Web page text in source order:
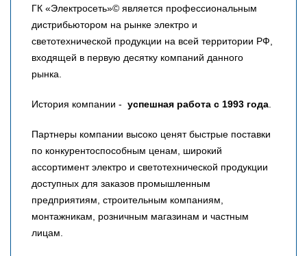
ГК «Электросеть»© является профессиональным
дистрибьютором на рынке электро и
светотехнической продукции на всей территории РФ,
входящей в первую десятку компаний данного
рынка.
История компании - успешная работа с 1993 года.
Партнеры компании высоко ценят быстрые поставки
по конкурентоспособным ценам, широкий
ассортимент электро и светотехнической продукции
доступных для заказов промышленным
предприятиям, строительным компаниям,
монтажникам, розничным магазинам и частным
лицам.